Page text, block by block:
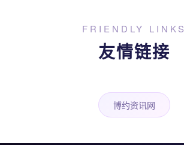
FRIENDLY LINKS
友情链接
博约资讯网